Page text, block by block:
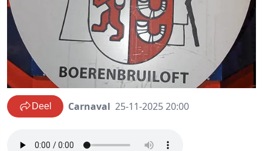
Deel Carnaval 25-11-2025 20:00